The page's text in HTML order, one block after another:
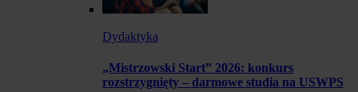
Dydaktyka
„Mistrzowski Start” 2026: konkurs
rozstrzygnięty – darmowe studia na USWPS